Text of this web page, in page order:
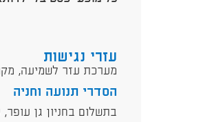
עזרי נגישות
מערכת עזר לשמיעה,
הסדרי תנועה וחניה
בתשלום בחניון גן